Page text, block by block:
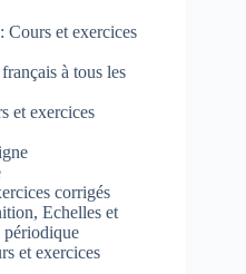
Cours et exercices
à tous les
et exercices
corrigés
Echelles et
périodique
et exercices